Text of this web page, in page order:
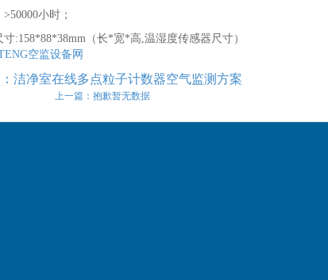
小时；
寸:158*88*38mm（长*宽*高,温湿度传感器尺寸）
空监设备网
洁净室在线多点粒子计数器空气监测方案
上一篇：抱歉暂无数据